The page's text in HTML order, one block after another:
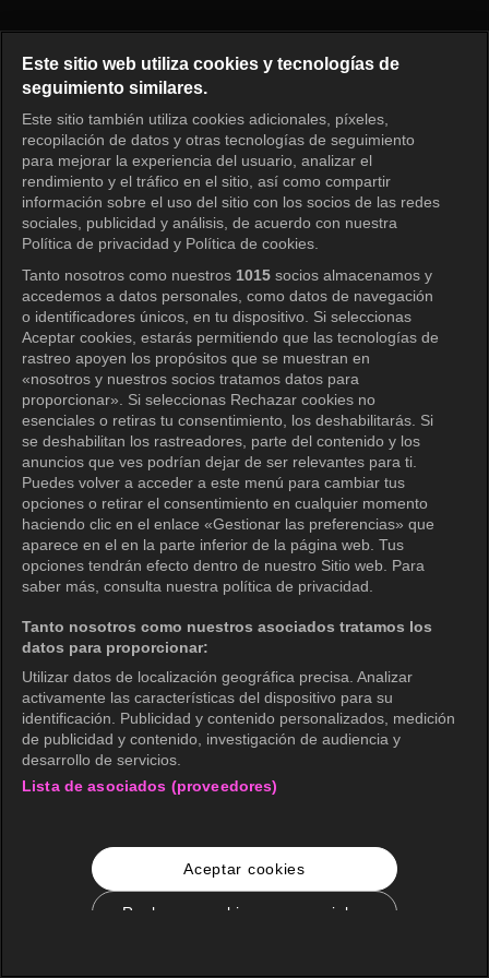
Iniciar sesión
Este sitio web utiliza cookies y tecnologías de
seguimiento similares.
Este sitio también utiliza cookies adicionales, píxeles,
recopilación de datos y otras tecnologías de seguimiento
para mejorar la experiencia del usuario, analizar el
rendimiento y el tráfico en el sitio, así como compartir
información sobre el uso del sitio con los socios de las redes
sociales, publicidad y análisis, de acuerdo con nuestra
Política de privacidad y Política de cookies.
Tanto nosotros como nuestros 1015 socios almacenamos y
accedemos a datos personales, como datos de navegación
o identificadores únicos, en tu dispositivo. Si seleccionas
Aceptar cookies, estarás permitiendo que las tecnologías de
rastreo apoyen los propósitos que se muestran en
«nosotros y nuestros socios tratamos datos para
proporcionar». Si seleccionas Rechazar cookies no
esenciales o retiras tu consentimiento, los deshabilitarás. Si
se deshabilitan los rastreadores, parte del contenido y los
anuncios que ves podrían dejar de ser relevantes para ti.
Puedes volver a acceder a este menú para cambiar tus
opciones o retirar el consentimiento en cualquier momento
haciendo clic en el enlace «Gestionar las preferencias» que
aparece en el en la parte inferior de la página web. Tus
opciones tendrán efecto dentro de nuestro Sitio web. Para
saber más, consulta nuestra política de privacidad.
Tanto nosotros como nuestros asociados tratamos los
datos para proporcionar:
Utilizar datos de localización geográfica precisa. Analizar
activamente las características del dispositivo para su
identificación. Publicidad y contenido personalizados, medición
de publicidad y contenido, investigación de audiencia y
desarrollo de servicios.
Lista de asociados (proveedores)
Aceptar cookies
Rechazar cookies no esenciales